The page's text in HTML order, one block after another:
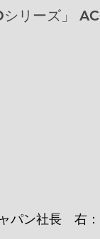
リーズ」
パン社長　右